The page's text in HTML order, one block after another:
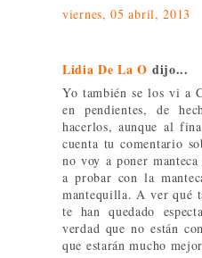
viernes, 05 abril, 2013
Lidia De La O dijo...
Yo también se los vi a
en pendientes, de
hacerlos, aunque al
cuenta tu comentario
no voy a poner
a probar con la
mantequilla. A ver qué
te han quedado
verdad que no están
que estarán mucho